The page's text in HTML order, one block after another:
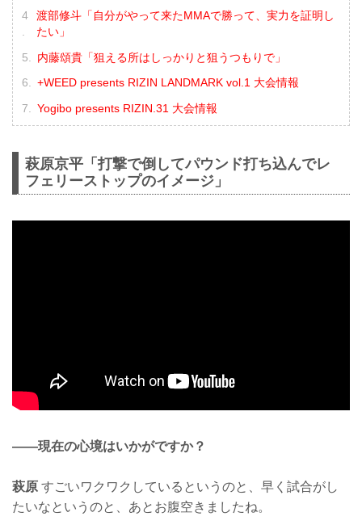
渡部修斗「自分がやって来たMMAで勝って、実力を証明し
たい」
内藤頌貴「狙える所はしっかりと狙うつもりで」
+WEED presents RIZIN LANDMARK vol.1 大会情報
Yogibo presents RIZIN.31 大会情報
萩原京平「打撃で倒してパウンド打ち込んでレ
フェリーストップのイメージ」
——現在の心境はいかがですか？
萩原 すごいワクワクしているというのと、早く試合がし
たいなというのと、あとお腹空きましたね。